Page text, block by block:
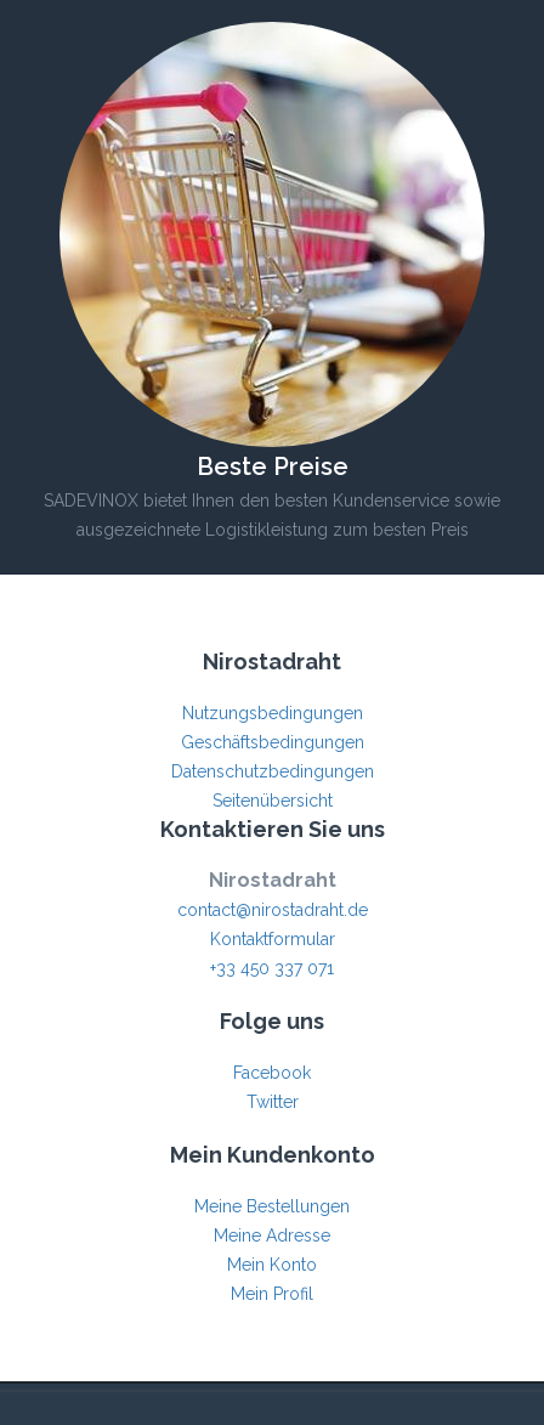
Beste Preise
SADEVINOX bietet Ihnen den besten Kundenservice sowie
ausgezeichnete Logistikleistung zum besten Preis
Nirostadraht
Nutzungsbedingungen
Geschäftsbedingungen
Datenschutzbedingungen
Seitenübersicht
Kontaktieren Sie uns
Nirostadraht
contact@nirostadraht.de
Kontaktformular
+33 450 337 071
Folge uns
Facebook
Twitter
Mein Kundenkonto
Meine Bestellungen
Meine Adresse
Mein Konto
Mein Profil